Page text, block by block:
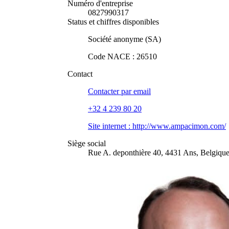
Numéro d'entreprise
0827990317
Status et chiffres disponibles
Société anonyme (SA)
Code NACE : 26510
Contact
Contacter par email
+32 4 239 80 20
Site internet : http://www.ampacimon.com/
Siège social
Rue A. deponthière 40, 4431 Ans, Belgique